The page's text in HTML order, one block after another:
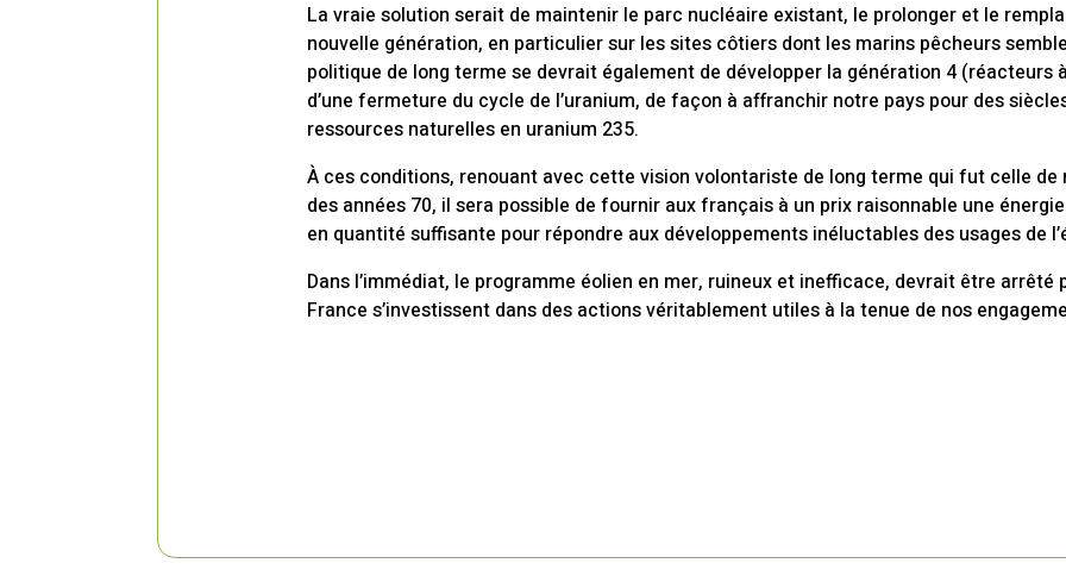
La vraie solution serait de maintenir le parc nucléaire existant, le prolonger et le
nouvelle génération, en particulier sur les sites côtiers dont les marins pêcheurs
politique de long terme se devrait également de développer la génération 4 (réacteurs
d’une fermeture du cycle de l’uranium, de façon à affranchir notre pays pour des
ressources naturelles en uranium 235.
À ces conditions, renouant avec cette vision volontariste de long terme qui fut celle de
des années 70, il sera possible de fournir aux français à un prix raisonnable une
en quantité suffisante pour répondre aux développements inéluctables des usages de
Dans l’immédiat, le programme éolien en mer, ruineux et inefficace, devrait être arrêté
France s’investissent dans des actions véritablement utiles à la tenue de nos